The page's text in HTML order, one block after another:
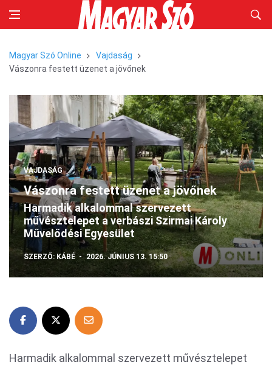
Magyar Szó Online
Vajdaság
Vászonra festett üzenet a jövőnek
VAJDASÁG
Vászonra festett üzenet a jövőnek
Harmadik alkalommal szervezett
művésztelepet a verbászi Szirmai Károly
Művelődési Egyesület
SZERZŐ: KÁBÉ 2026. JÚNIUS 13. 15:50
Harmadik alkalommal szervezett művésztelepet